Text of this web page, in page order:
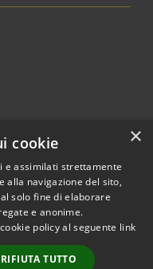
© 2026 • Autorità di
Bacino del Lario e dei Laghi
Minori • Powered by
×
cookie
e assimilati strettamente
alla navigazione del sito,
solo fine di elaborare
e anonime.
policy al seguente link
RIFIUTA TUTTO